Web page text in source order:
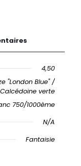
4,50
"London Blue" /
Calcédoine verte
750/1000ème
N/A
Fantaisie